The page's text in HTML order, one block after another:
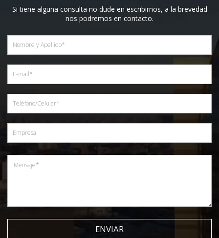
Si tiene alguna consulta no dude en escribirnos, a la brevedad
nos podremos en contacto.
ENVIAR